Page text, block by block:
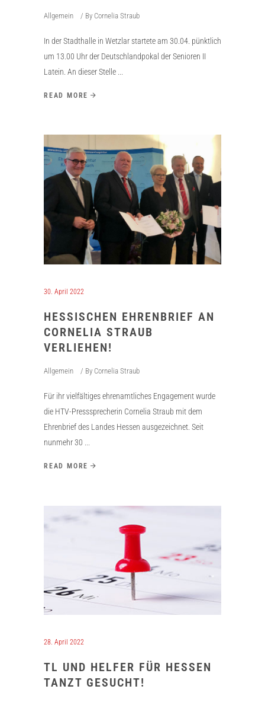
Allgemein By Cornelia Straub
In der Stadthalle in Wetzlar startete am 30.04. pünktlich
um 13.00 Uhr der Deutschlandpokal der Senioren II
Latein. An dieser Stelle
READ MORE
30. April 2022
HESSISCHEN EHRENBRIEF AN
CORNELIA STRAUB
VERLIEHEN!
Allgemein By Cornelia Straub
Für ihr vielfältiges ehrenamtliches Engagement wurde
die HTV-Presssprecherin Cornelia Straub mit dem
Ehrenbrief des Landes Hessen ausgezeichnet. Seit
nunmehr 30
READ MORE
28. April 2022
TL UND HELFER FÜR HESSEN
TANZT GESUCHT!